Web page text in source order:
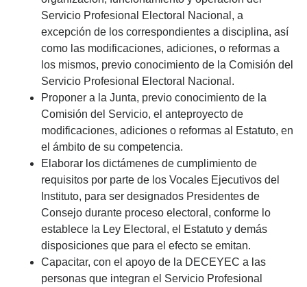
Servicio Profesional Electoral Nacional, a
excepción de los correspondientes a disciplina, así
como las modificaciones, adiciones, o reformas a
los mismos, previo conocimiento de la Comisión del
Servicio Profesional Electoral Nacional.
Proponer a la Junta, previo conocimiento de la
Comisión del Servicio, el anteproyecto de
modificaciones, adiciones o reformas al Estatuto, en
el ámbito de su competencia.
Elaborar los dictámenes de cumplimiento de
requisitos por parte de los Vocales Ejecutivos del
Instituto, para ser designados Presidentes de
Consejo durante proceso electoral, conforme lo
establece la Ley Electoral, el Estatuto y demás
disposiciones que para el efecto se emitan.
Capacitar, con el apoyo de la DECEYEC a las
personas que integran el Servicio Profesional